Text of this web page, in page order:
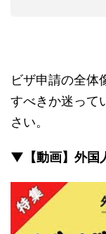
ビザ申請の全体
すべきか迷って
さい。
▼【動画】外国